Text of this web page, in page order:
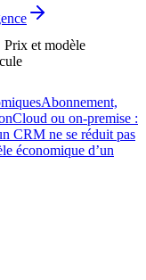
Prix et modèle
Abonnement,
Cloud ou on-premise :
CRM ne se réduit pas
économique d’un